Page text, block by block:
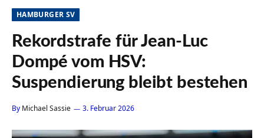
HAMBURGER SV
Rekordstrafe für Jean-Luc
Dompé vom HSV:
Suspendierung bleibt bestehen
By Michael Sassie 3. Februar 2026